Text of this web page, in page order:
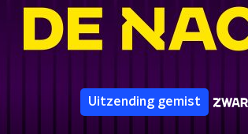
Uitzending gemist